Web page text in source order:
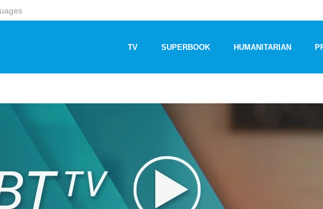
TV SUPERBOOK HUMANITARIAN